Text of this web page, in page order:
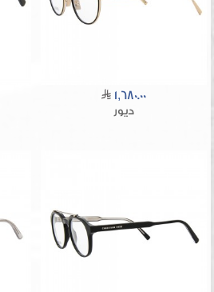
1,680.00
ديور